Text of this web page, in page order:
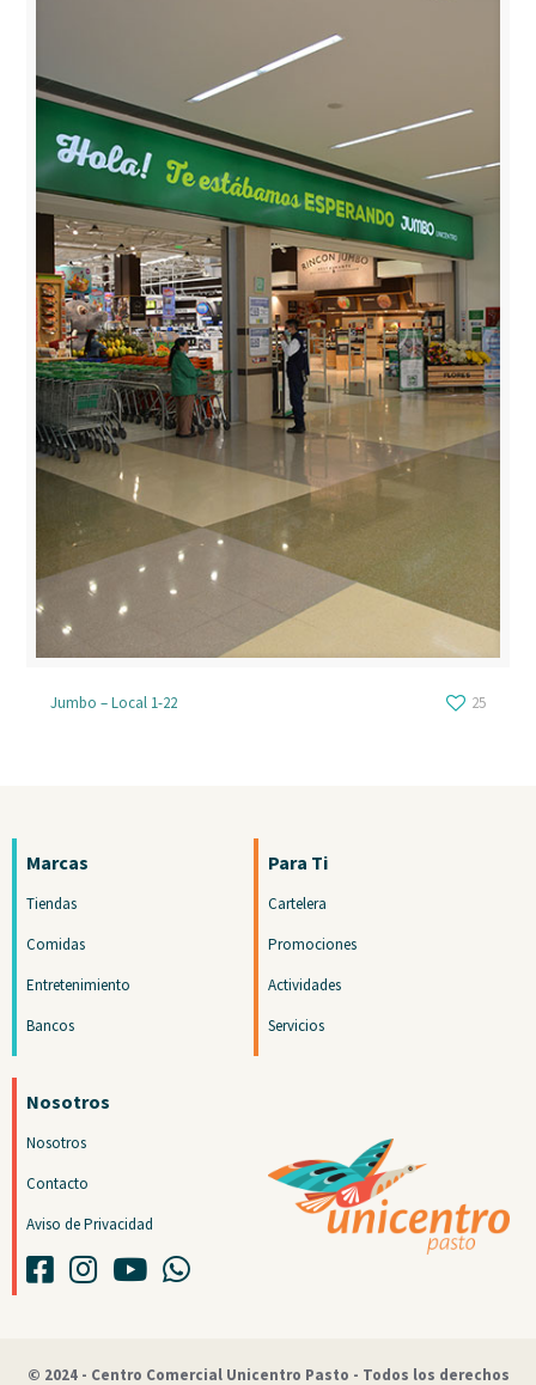
Jumbo – Local 1-22 25
Marcas
Tiendas
Comidas
Entretenimiento
Bancos
Para Ti
Cartelera
Promociones
Actividades
Servicios
Nosotros
Nosotros
Contacto
Aviso de Privacidad
© 2024 - Centro Comercial Unicentro Pasto - Todos los derechos